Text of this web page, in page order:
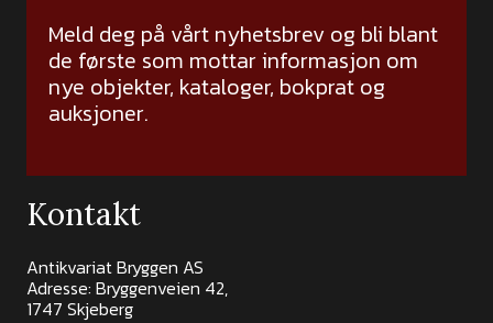
Meld deg på vårt nyhetsbrev og bli blant
de første som mottar informasjon om
nye objekter, kataloger, bokprat og
auksjoner.
Kontakt
Antikvariat Bryggen AS
Adresse: Bryggenveien 42,
1747 Skjeberg